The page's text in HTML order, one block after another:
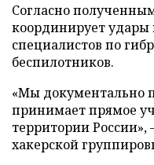
Согласно
координирует удары
специалистов по
беспилотников.
«Мы документально
принимает прямое
территории России»,
хакерской